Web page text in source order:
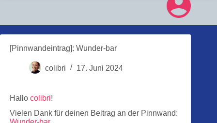
[Pinnwandeintrag]: Wunder-bar
colibri 17. Juni 2024
Hallo colibri!
Vielen Dank für deinen Beitrag an der Pinnwand: